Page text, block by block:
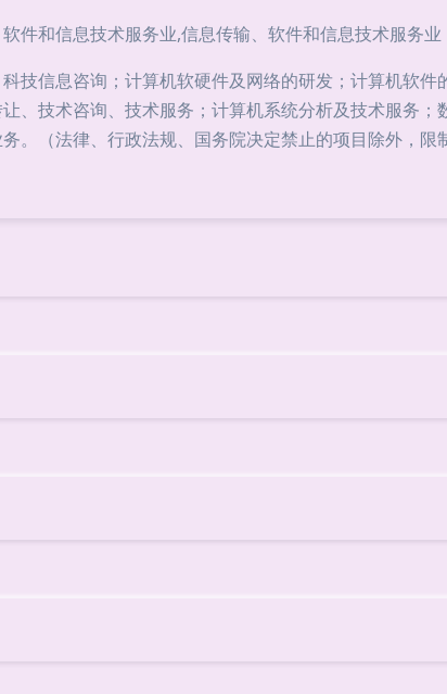
软件和信息技术服务业,信息传输、软件和信息技术服务业
科技信息咨询；计算机软硬件及网络的研发；计算机软
、技术咨询、技术服务；计算机系统分析及技术服务
。（法律、行政法规、国务院决定禁止的项目除外，